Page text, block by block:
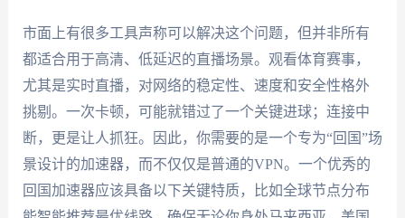
市面上有很多工具声称可以解决这个问题，但并非所有
都适合用于高清、低延迟的直播场景。观看体育赛事，
尤其是实时直播，对网络的稳定性、速度和安全性格外
挑剔。一次卡顿，可能就错过了一个关键进球；连接中
断，更是让人抓狂。因此，你需要的是一个专为“回国”场
景设计的加速器，而不仅仅是普通的VPN。一个优秀的
回国加速器应该具备以下关键特质，比如全球节点分布